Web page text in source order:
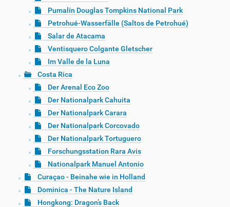
Pumalín Douglas Tompkins National Park
Petrohué-Wasserfälle (Saltos de Petrohué)
Salar de Atacama
Ventisquero Colgante Gletscher
Im Valle de la Luna
Costa Rica
Der Arenal Eco Zoo
Der Nationalpark Cahuita
Der Nationalpark Carara
Der Nationalpark Corcovado
Der Nationalpark Tortuguero
Forschungsstation Rara Avis
Nationalpark Manuel Antonio
Curaçao - Beinahe wie in Holland
Dominica - The Nature Island
Hongkong: Dragon’s Back